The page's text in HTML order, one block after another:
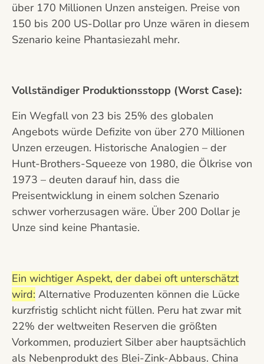
über 170 Millionen Unzen ansteigen. Preise von
150 bis 200 US-Dollar pro Unze wären in diesem
Szenario keine Phantasiezahl mehr.
Vollständiger Produktionsstopp (Worst Case):
Ein Wegfall von 23 bis 25% des globalen
Angebots würde Defizite von über 270 Millionen
Unzen erzeugen. Historische Analogien – der
Hunt-Brothers-Squeeze von 1980, die Ölkrise von
1973 – deuten darauf hin, dass die
Preisentwicklung in einem solchen Szenario
schwer vorherzusagen wäre. Über 200 Dollar je
Unze sind keine Phantasie.
Ein wichtiger Aspekt, der dabei oft unterschätzt
wird: Alternative Produzenten können die Lücke
kurzfristig schlicht nicht füllen. Peru hat zwar mit
22% der weltweiten Reserven die größten
Vorkommen, produziert Silber aber hauptsächlich
als Nebenprodukt des Blei-Zink-Abbaus. China